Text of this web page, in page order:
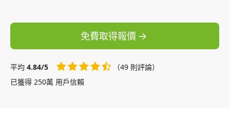
免費取得報價
平均 4.84/5
（49 則評論）
已獲得 250萬 用戶信賴